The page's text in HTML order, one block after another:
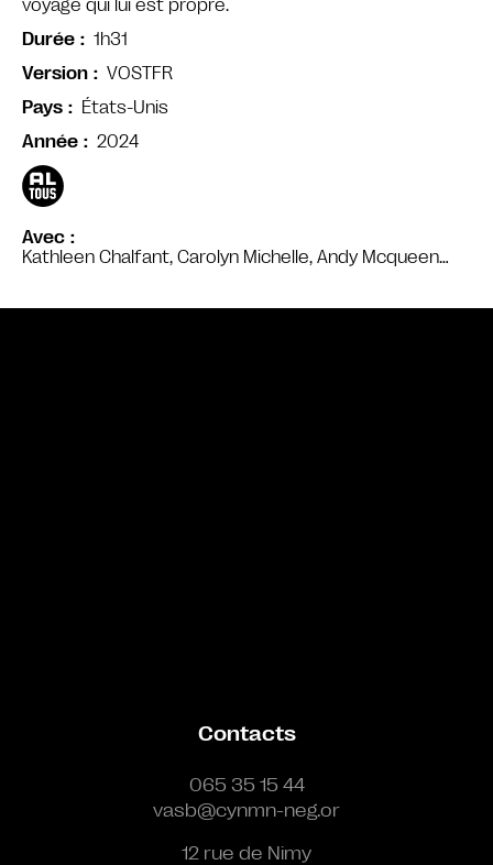
Avec
Kathleen Chalfant, Carolyn Michelle, Andy Mcqueen…
voyage qui lui est propre.
Durée
1h31
Version
VOSTFR
Pays
États-Unis
Année
2024
Contacts
065 35 15 44
vasb@cynmn-neg.or
12 rue de Nimy